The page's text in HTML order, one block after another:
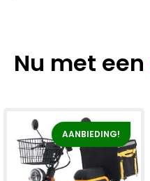
Nu met een
AANBIEDING!